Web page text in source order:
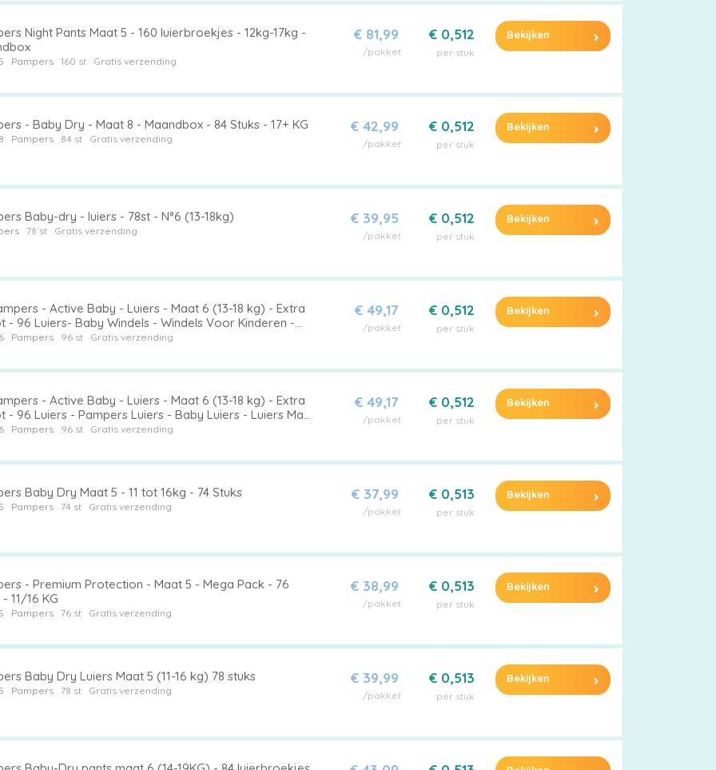
Night Pants Maat 5 - 160 luierbroekjes - 12kg-17kg -
Pampers160 st Gratis verzending
€ 81,99
/pakket
€ 0,512
per stuk
Bekijken
- Baby Dry - Maat 8 - Maandbox - 84 Stuks - 17+ KG
Pampers84 st Gratis verzending
€ 42,99
/pakket
€ 0,512
per stuk
Bekijken
Baby-dry - luiers - 78st - N°6 (13-18kg)
78 st Gratis verzending
€ 39,95
/pakket
€ 0,512
per stuk
Bekijken
- Active Baby - Luiers - Maat 6 (13-18 kg) - Extra
- 96 Luiers- Baby Windels - Windels Voor Kinderen -
Baby Windels - Windels 15 Kg - Windels Extra Groot
Pampers96 st Gratis verzending
€ 49,17
/pakket
€ 0,512
per stuk
Bekijken
- Active Baby - Luiers - Maat 6 (13-18 kg) - Extra
- 96 Luiers - Pampers Luiers - Baby Luiers - Luiers Maat
Voor Actieve Baby's - Luiers Voor Peuters
Pampers96 st Gratis verzending
€ 49,17
/pakket
€ 0,512
per stuk
Bekijken
Baby Dry Maat 5 - 11 tot 16kg - 74 Stuks
Pampers74 st Gratis verzending
€ 37,99
/pakket
€ 0,513
per stuk
Bekijken
- Premium Protection - Maat 5 - Mega Pack - 76
11/16 KG
Pampers76 st Gratis verzending
€ 38,99
/pakket
€ 0,513
per stuk
Bekijken
Baby Dry Luiers Maat 5 (11-16 kg) 78 stuks
Pampers78 st Gratis verzending
€ 39,99
/pakket
€ 0,513
per stuk
Bekijken